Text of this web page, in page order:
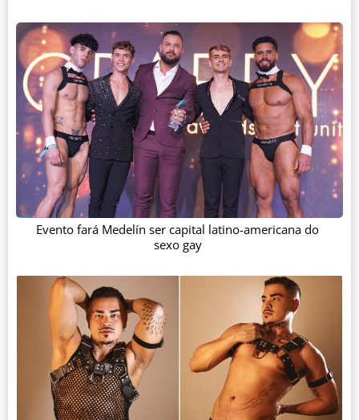
Evento fará Medelín ser capital latino-americana do
sexo gay